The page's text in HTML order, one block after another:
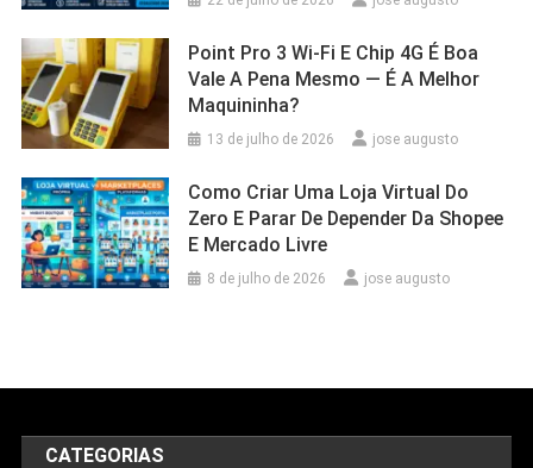
Point Pro 3 Wi‑Fi E Chip 4G É Boa
Vale A Pena Mesmo — É A Melhor
Maquininha?
13 de julho de 2026 jose augusto
Como Criar Uma Loja Virtual Do
Zero E Parar De Depender Da Shopee
E Mercado Livre
8 de julho de 2026 jose augusto
CATEGORIAS